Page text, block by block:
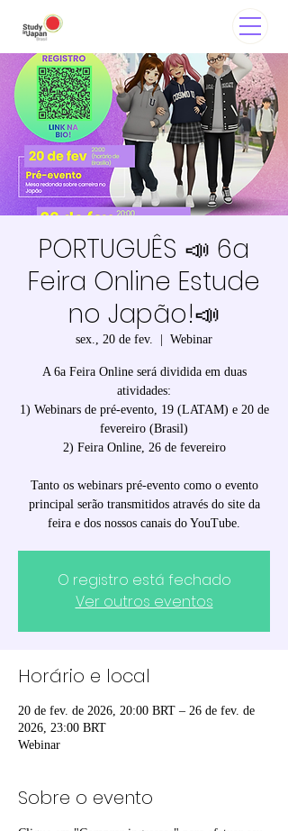
PORTUGUÊS 📣 6a
Feira Online Estude
no Japão!📣
sex., 20 de fev. Webinar
A 6a Feira Online será dividida em duas
atividades:
1) Webinars de pré-evento, 19 (LATAM) e 20 de
fevereiro (Brasil)
2) Feira Online, 26 de fevereiro
Tanto os webinars pré-evento como o evento
principal serão transmitidos através do site da
feira e dos nossos canais do YouTube.
O registro está fechado
Ver outros eventos
Horário e local
20 de fev. de 2026, 20:00 BRT – 26 de fev. de
2026, 23:00 BRT
Webinar
Sobre o evento